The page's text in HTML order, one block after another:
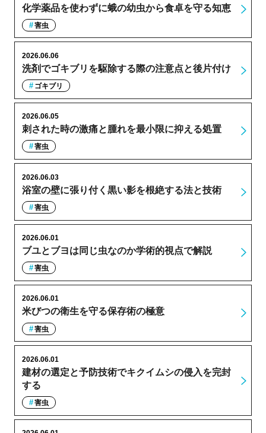
化学薬品を使わずに蛾の幼虫から食卓を守る知恵
害虫
洗剤でゴキブリを駆除する際の注意点と後片付け
2026.06.06
ゴキブリ
刺された時の激痛と腫れを最小限に抑える処置
2026.06.05
害虫
浴室の壁に張り付く黒い影を根絶する法と技術
2026.06.03
害虫
ブユとブヨは同じ虫なのか学術的視点で解説
2026.06.01
害虫
米びつの衛生を守る保存術の極意
2026.06.01
害虫
建材の選定と予防技術でキクイムシの侵入を完封
する
2026.06.01
害虫